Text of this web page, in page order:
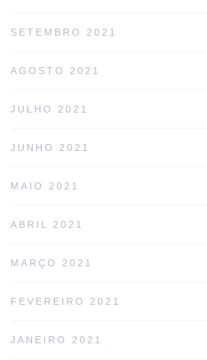
SETEMBRO 2021
AGOSTO 2021
JULHO 2021
JUNHO 2021
MAIO 2021
ABRIL 2021
MARÇO 2021
FEVEREIRO 2021
JANEIRO 2021